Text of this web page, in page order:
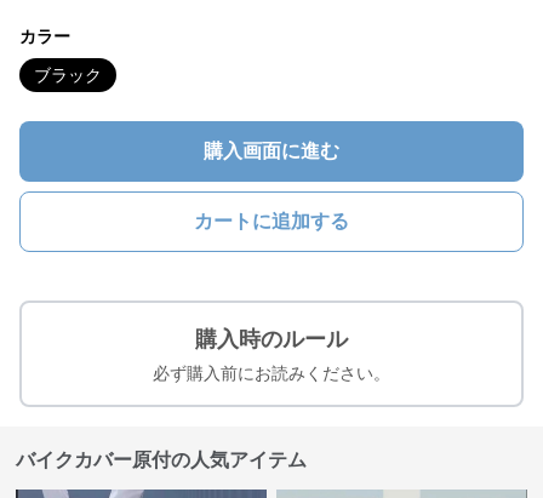
カラー
ブラック
購入画面に進む
カートに追加する
購入時のルール
必ず購入前にお読みください。
バイクカバー原付の人気アイテム